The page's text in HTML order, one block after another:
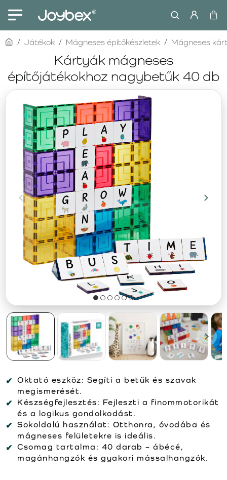
Kártyák mágneses
építőjátékokhoz nagybetűk 40 db
homeJátékok Mágneses építőkészletek Mágneses
Oktató eszköz: Segíti a betűk és szavak
megismerését.
Készségfejlesztés: Fejleszti a finommotorikát
és a logikus gondolkodást.
Sokoldalú használat: Otthonra, óvodába és
mágneses felületekre is ideális.
Csomag tartalma: 40 darab – ábécé,
magánhangzók és gyakori mássalhangzók.